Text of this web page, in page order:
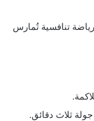
تنافسية تُمارس
ثلاث دقائق.